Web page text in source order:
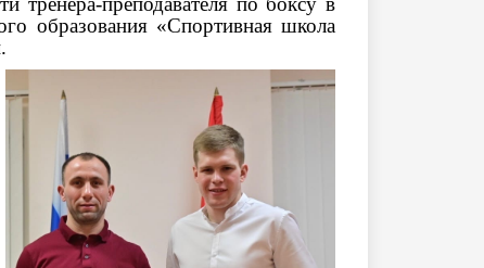
образования «Спортивная школа